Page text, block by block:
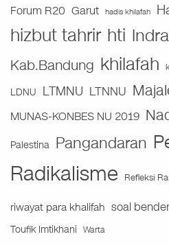
Forum R20 Garut hadis khilafah
hizbut tahrir hti
Kab.Bandung khilafah
LDNU LTMNU LTNNU
MUNAS-KONBES NU 2019
Palestina Pangandaran
Radikalisme Refleksi
riwayat para khalifah soal
Toufik Imtikhani Warta